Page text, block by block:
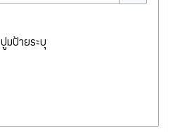
สลับตัวเลือก
ปูมป้ายระบุ